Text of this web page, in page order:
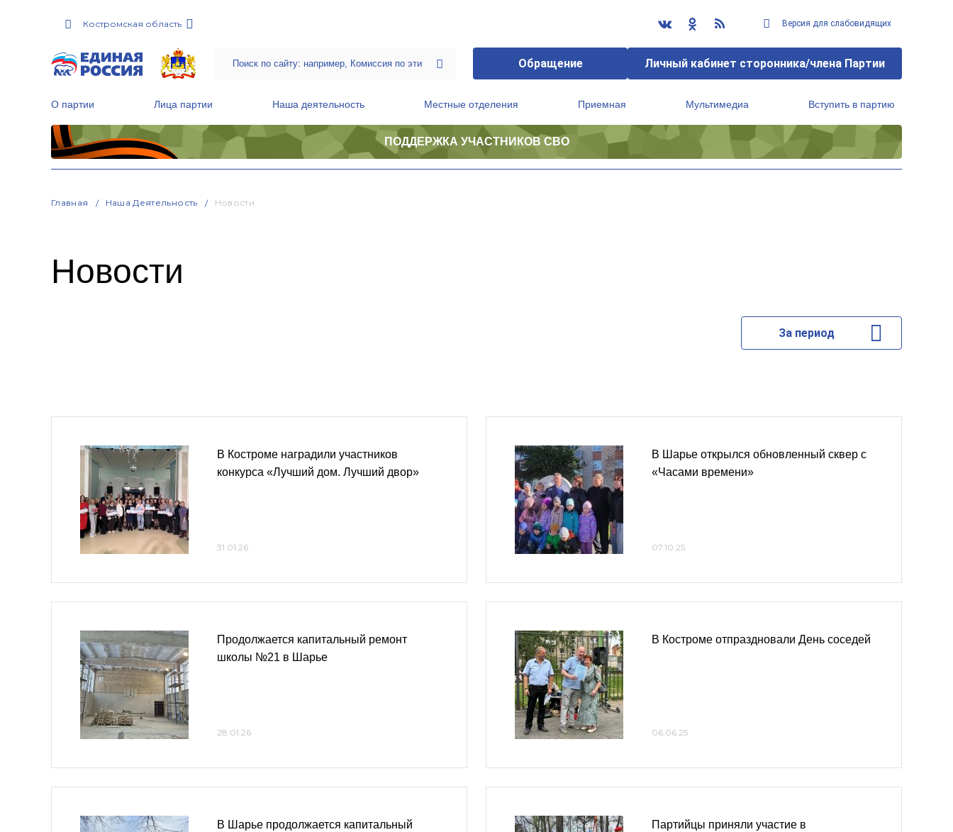
Костромская область Версия для слабовидящих
Обращение Личный кабинет сторонника/члена Партии
О партии Лица партии Наша деятельность Местные отделения Приемная Мультимедиа Вступить в партию
ПОДДЕРЖКА УЧАСТНИКОВ СВО
Главная Наша Деятельность Новости
Новости
За период
В Костроме наградили участников
конкурса «Лучший дом. Лучший двор»
31.01.26
Продолжается капитальный ремонт
школы №21 в Шарье
28.01.26
В Шарье продолжается капитальный
В Шарье открылся обновленный сквер с
«Часами времени»
07.10.25
В Костроме отпраздновали День соседей
06.06.25
Партийцы приняли участие в